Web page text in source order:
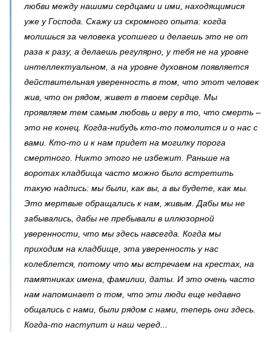
любви между нашими сердцами и ими, находящимися
уже у Господа. Скажу из скромного опыта: когда
молишься за человека усопшего и делаешь это не от
раза к разу, а делаешь регулярно, у тебя не на уровне
интеллектуальном, а на уровне духовном появляется
действительная уверенность в том, что этот человек
жив, что он рядом, живет в твоем сердце. Мы
проявляем тем самым любовь и веру в то, что смерть –
это не конец. Когда-нибудь кто-то помолится и о нас с
вами. Кто-то и к нам придет на могилку порога
смертного. Никто этого не избежит. Раньше на
воротах кладбища часто можно было встретить
такую надпись: мы были, как вы, а вы будете, как мы.
Это мертвые обращались к нам, живым. Дабы мы не
забывались, дабы не пребывали в иллюзорной
уверенности, что мы здесь навсегда. Когда мы
приходим на кладбище, эта уверенность у нас
колеблется, потому что мы встречаем на крестах, на
памятниках имена, фамилии, даты. И это очень часто
нам напоминает о том, что эти люди еще недавно
общались с нами, были рядом с нами, теперь они здесь.
Когда-то наступит и наш черед...